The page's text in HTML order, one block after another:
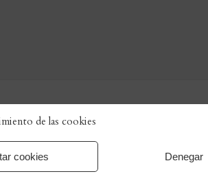
de las cookies
cookies Denegar
Clemente y San Fernando